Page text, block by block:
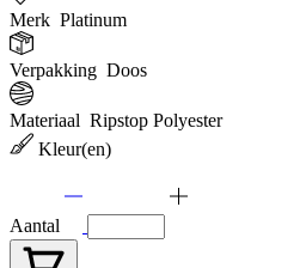
Merk Platinum
Verpakking Doos
Materiaal Ripstop Polyester
Kleur(en)
Aantal